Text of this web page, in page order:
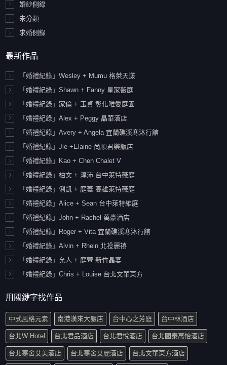
婚紗側錄
未分類
求婚側錄
最新作品
「婚禮紀錄」Wesley + Mumu 格萊天漾
「婚禮紀綠」Shawn + Fanny 皇家薇庭
「婚禮紀錄」家倫 + 玉貞 彰化唯愛庭園
「婚禮紀錄」Alex + Peggy 晶華酒店
「婚禮紀錄」Avery + Angela 宜蘭礁溪寒沐行館
「婚禮紀錄」Jie +Elaine 尚順君樂飯店
「婚禮紀錄」Kao + Chen Chalet V
「婚禮紀錄」柏文 + 淳沛 台中萊特薇庭
「婚禮紀錄」俐凱 + 庭葦 高雄萊特薇庭
「婚禮紀錄」Alice + Sean 台中萊特維庭
「婚禮紀錄」John + Rachel 萬豪酒店
「婚禮紀錄」Roger + Vita 宜蘭礁溪寒沐行館
「婚禮紀錄」Alvin + Rhein 北投麗禧
「婚禮紀錄」允人 + 庭萱 新竹晶宴
「婚禮紀錄」Chris + Louise 台北文華東方
用關鍵字找作品
中式風格元素 南港漢來大飯店 台中心之芳庭 台中林酒店
台北W Hotel 台北君品酒店 台北君悅酒店 台北國泰萬怡酒店
台北寒舍艾美酒店 台北寒舍艾麗酒店 台北文華東方酒店